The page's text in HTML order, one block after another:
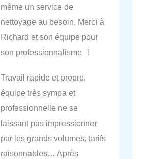
même un service de
nettoyage au besoin. Merci à
Richard et son équipe pour
son professionnalisme !
Travail rapide et propre,
équipe très sympa et
professionnelle ne se
laissant pas impressionner
par les grands volumes, tarifs
raisonnables… Après